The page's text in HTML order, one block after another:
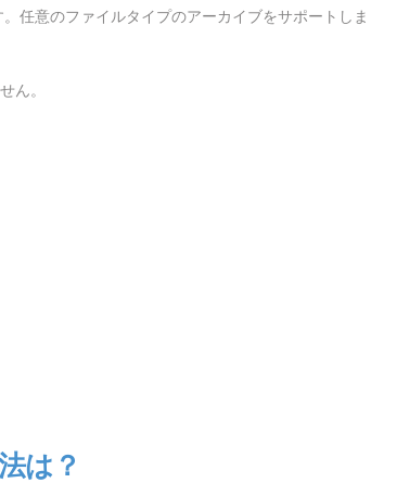
任意のファイルタイプのアーカイブをサポートしま
ん。
は？